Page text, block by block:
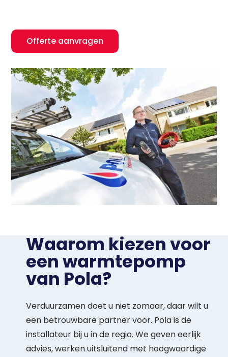
Offerte aanvragen
Waarom kiezen voor
een warmtepomp
van Pola?
Verduurzamen doet u niet zomaar, daar wilt u
een betrouwbare partner voor. Pola is de
installateur bij u in de regio. We geven eerlijk
advies, werken uitsluitend met hoogwaardige